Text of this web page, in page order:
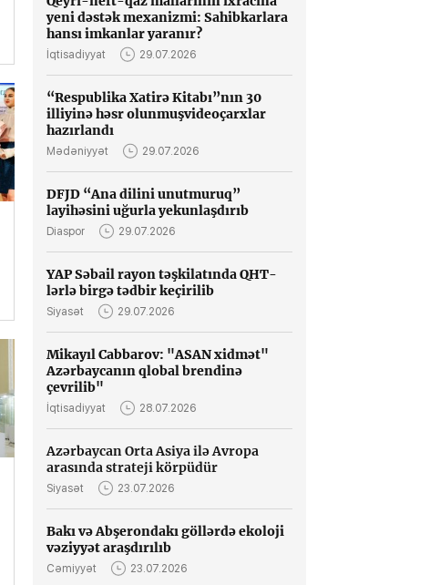
yeni dəstək mexanizmi: Sahibkarlara
hansı imkanlar yaranır?
İqtisadiyyat 29.07.2026
“Respublika Xatirə Kitabı”nın 30
illiyinə həsr olunmuşvideoçarxlar
hazırlandı
Mədəniyyət 29.07.2026
DFJD “Ana dilini unutmuruq”
layihəsini uğurla yekunlaşdırıb
Diaspor 29.07.2026
YAP Səbail rayon təşkilatında QHT-
lərlə birgə tədbir keçirilib
Siyasət 29.07.2026
Mikayıl Cabbarov: "ASAN xidmət"
Azərbaycanın qlobal brendinə
çevrilib"
İqtisadiyyat 28.07.2026
Azərbaycan Orta Asiya ilə Avropa
arasında strateji körpüdür
Siyasət 23.07.2026
Bakı və Abşerondakı göllərdə ekoloji
vəziyyət araşdırılıb
Cəmiyyət 23.07.2026